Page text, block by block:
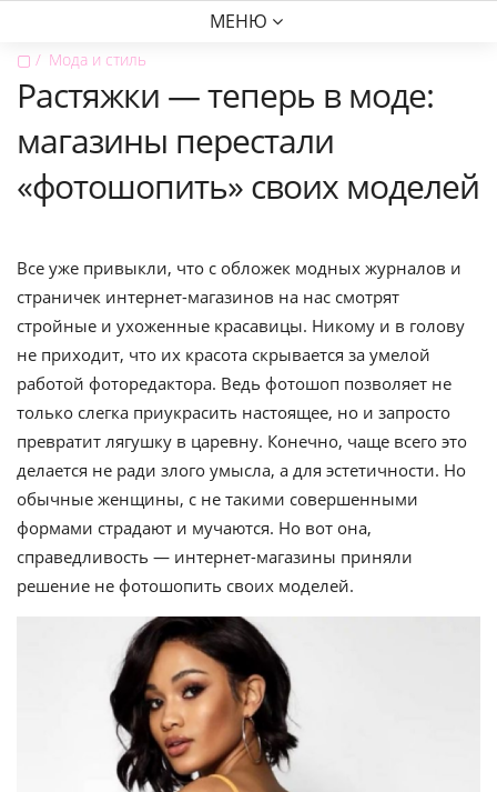
МЕНЮ
▢ Мода и стиль
Растяжки — теперь в моде:
магазины перестали
«фотошопить» своих моделей
Все уже привыкли, что с обложек модных журналов и
страничек интернет-магазинов на нас смотрят
стройные и ухоженные красавицы. Никому и в голову
не приходит, что их красота скрывается за умелой
работой фоторедактора. Ведь фотошоп позволяет не
только слегка приукрасить настоящее, но и запросто
превратит лягушку в царевну. Конечно, чаще всего это
делается не ради злого умысла, а для эстетичности. Но
обычные женщины, с не такими совершенными
формами страдают и мучаются. Но вот она,
справедливость — интернет-магазины приняли
решение не фотошопить своих моделей.